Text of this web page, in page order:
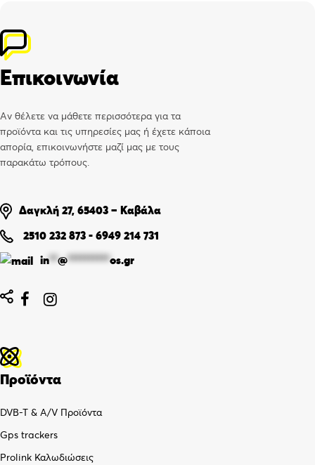
Επικοινωνία
Αν θέλετε να μάθετε περισσότερα για τα
προϊόντα και τις υπηρεσίες μας ή έχετε κάποια
απορία, επικοινωνήστε μαζί μας με τους
παρακάτω τρόπους.
Δαγκλή 27, 65403 – Καβάλα
2510 232 873 - 6949 214 731
in**@**********os.gr
 
Προϊόντα
DVB-T & A/V Προϊόντα
Gps trackers
Prolink Καλωδιώσεις